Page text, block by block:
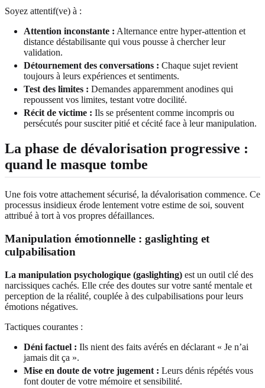
Soyez attentif(ve) à :
Attention inconstante : Alternance entre hyper-attention et
distance déstabilisante qui vous pousse à chercher leur
validation.
Détournement des conversations : Chaque sujet revient
toujours à leurs expériences et sentiments.
Test des limites : Demandes apparemment anodines qui
repoussent vos limites, testant votre docilité.
Récit de victime : Ils se présentent comme incompris ou
persécutés pour susciter pitié et cécité face à leur manipulation.
La phase de dévalorisation progressive :
quand le masque tombe
Une fois votre attachement sécurisé, la dévalorisation commence. Ce
processus insidieux érode lentement votre estime de soi, souvent
attribué à tort à vos propres défaillances.
Manipulation émotionnelle : gaslighting et
culpabilisation
La manipulation psychologique (gaslighting) est un outil clé des
narcissiques cachés. Elle crée des doutes sur votre santé mentale et
perception de la réalité, couplée à des culpabilisations pour leurs
émotions négatives.
Tactiques courantes :
Déni factuel : Ils nient des faits avérés en déclarant « Je n’ai
jamais dit ça ».
Mise en doute de votre jugement : Leurs dénis répétés vous
font douter de votre mémoire et sensibilité.